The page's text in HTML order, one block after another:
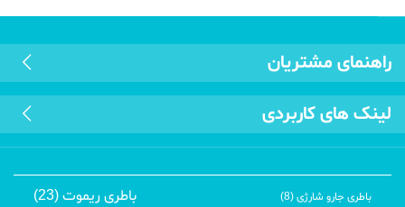
راهنمای مشتریان
لینک های کاربردی
باطری جارو شارژی (8) باطری ریموت (23)